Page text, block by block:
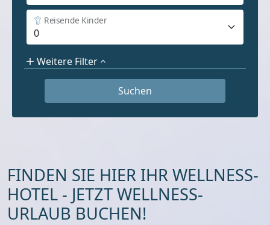
Reisende Kinder
Weitere Filter
FINDEN SIE HIER IHR WELLNESS-
HOTEL - JETZT WELLNESS-
URLAUB BUCHEN!